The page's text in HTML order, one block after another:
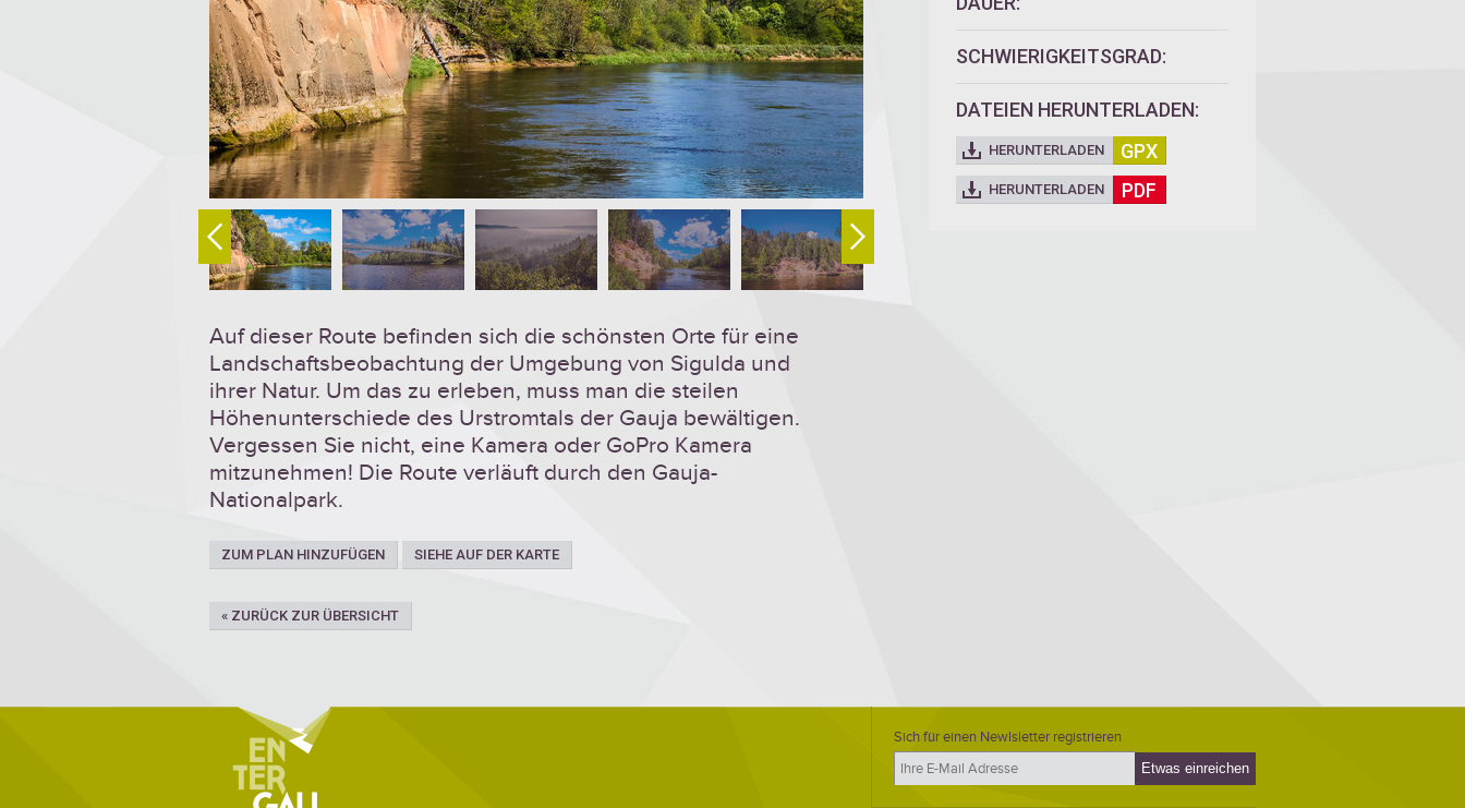
Auf dieser Route befinden sich die schönsten Orte für eine
Landschaftsbeobachtung der Umgebung von Sigulda und
ihrer Natur. Um das zu erleben, muss man die steilen
Höhenunterschiede des Urstromtals der Gauja bewältigen.
Vergessen Sie nicht, eine Kamera oder GoPro Kamera
mitzunehmen! Die Route verläuft durch den Gauja-
Nationalpark.
ZUM PLAN HINZUFÜGEN SIEHE AUF DER KARTE
« ZURÜCK ZUR ÜBERSICHT
SCHWIERIGKEITSGRAD:
DATEIEN HERUNTERLADEN:
HERUNTERLADEN GPX
HERUNTERLADEN PDF
Sich für einen Newlsletter registrieren